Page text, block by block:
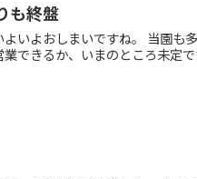
も終盤
よいよおしまいですね。 当園も
できるか、いまのところ未定